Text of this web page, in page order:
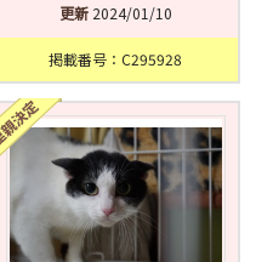
更新2024/01/10
掲載番号：C295928